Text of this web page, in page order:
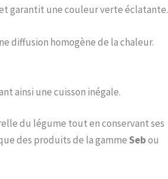
garantit une couleur verte éclatante.
diffusion homogène de la chaleur.
ainsi une cuisson inégale.
du légume tout en conservant ses
des produits de la gamme Sebou